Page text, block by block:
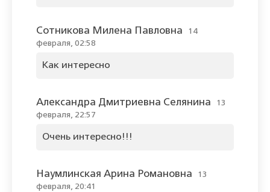
Сотникова Милена Павловна
14
февраля, 02:58
Как интересно
Александра Дмитриевна Селянина
13
февраля, 22:57
Очень интересно!!!
Наумлинская Арина Романовна
13
февраля, 20:41